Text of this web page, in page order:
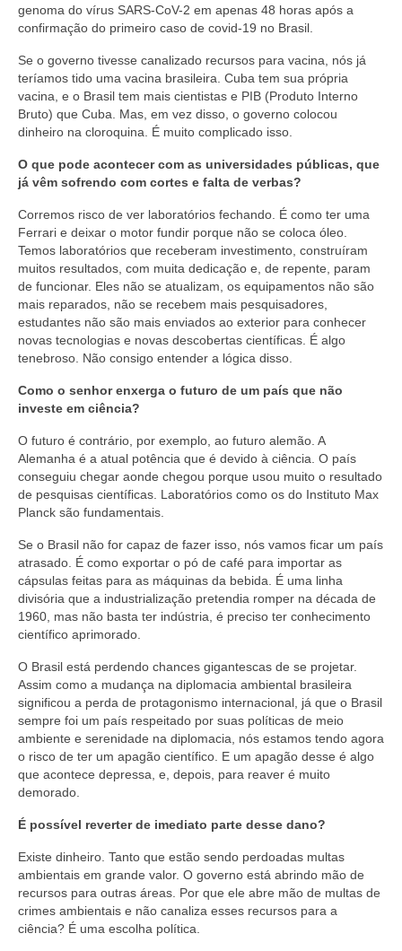
genoma do vírus SARS-CoV-2 em apenas 48 horas após a
confirmação do primeiro caso de covid-19 no Brasil.
Se o governo tivesse canalizado recursos para vacina, nós já
teríamos tido uma vacina brasileira. Cuba tem sua própria
vacina, e o Brasil tem mais cientistas e PIB (Produto Interno
Bruto) que Cuba. Mas, em vez disso, o governo colocou
dinheiro na cloroquina. É muito complicado isso.
O que pode acontecer com as universidades públicas, que
já vêm sofrendo com cortes e falta de verbas?
Corremos risco de ver laboratórios fechando. É como ter uma
Ferrari e deixar o motor fundir porque não se coloca óleo.
Temos laboratórios que receberam investimento, construíram
muitos resultados, com muita dedicação e, de repente, param
de funcionar. Eles não se atualizam, os equipamentos não são
mais reparados, não se recebem mais pesquisadores,
estudantes não são mais enviados ao exterior para conhecer
novas tecnologias e novas descobertas científicas. É algo
tenebroso. Não consigo entender a lógica disso.
Como o senhor enxerga o futuro de um país que não
investe em ciência?
O futuro é contrário, por exemplo, ao futuro alemão. A
Alemanha é a atual potência que é devido à ciência. O país
conseguiu chegar aonde chegou porque usou muito o resultado
de pesquisas científicas. Laboratórios como os do Instituto Max
Planck são fundamentais.
Se o Brasil não for capaz de fazer isso, nós vamos ficar um país
atrasado. É como exportar o pó de café para importar as
cápsulas feitas para as máquinas da bebida. É uma linha
divisória que a industrialização pretendia romper na década de
1960, mas não basta ter indústria, é preciso ter conhecimento
científico aprimorado.
O Brasil está perdendo chances gigantescas de se projetar.
Assim como a mudança na diplomacia ambiental brasileira
significou a perda de protagonismo internacional, já que o Brasil
sempre foi um país respeitado por suas políticas de meio
ambiente e serenidade na diplomacia, nós estamos tendo agora
o risco de ter um apagão científico. E um apagão desse é algo
que acontece depressa, e, depois, para reaver é muito
demorado.
É possível reverter de imediato parte desse dano?
Existe dinheiro. Tanto que estão sendo perdoadas multas
ambientais em grande valor. O governo está abrindo mão de
recursos para outras áreas. Por que ele abre mão de multas de
crimes ambientais e não canaliza esses recursos para a
ciência? É uma escolha política.